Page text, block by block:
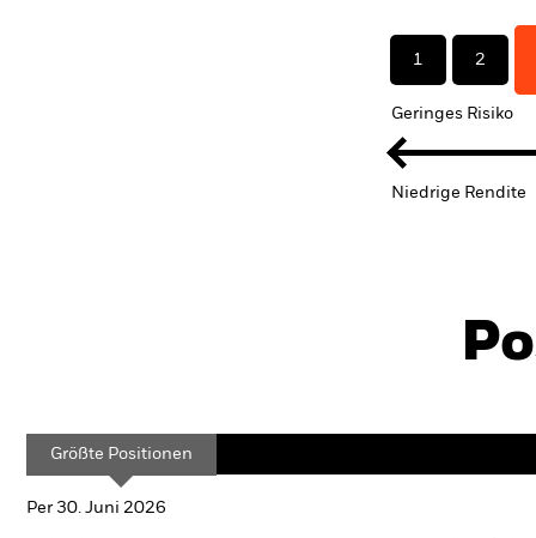
1 2
Geringes Risiko
Niedrige Rendite
Größte Positionen
Per 30. Juni 2026